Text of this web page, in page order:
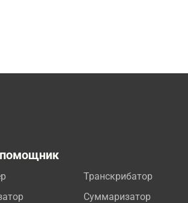
Транскрибатор
Суммаризатор